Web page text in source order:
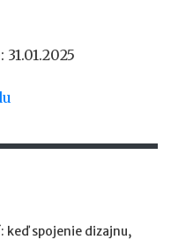
keď spojenie dizajnu,